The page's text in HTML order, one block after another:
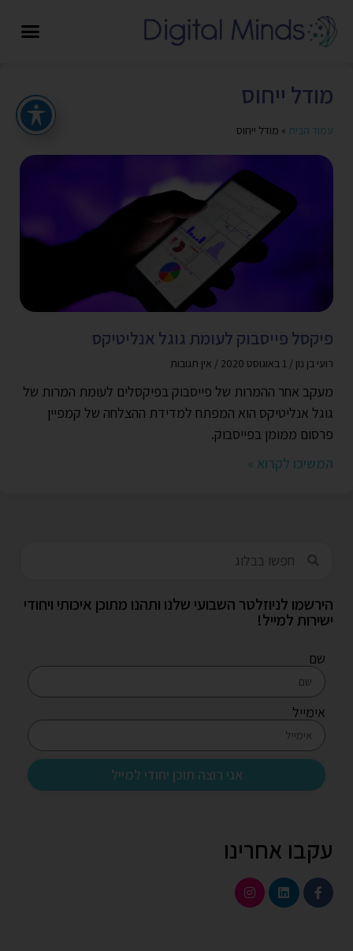
מודל ייחוס
עמוד הבית » מודל ייחוס
פיקסל פייסבוק לעומת גוגל אנליטיקס
רועי בן נון אין תגובות
מעקב אחר ההמרות של פייסבוק בפיקסלים לעומת המרות של
גוגל אנליטיקס הוא המפתח למדידת ההצלחה של קמפיין
פרסום ממומן בפייסבוק.
המשיכו לקרוא »
הירשמו לניוזלטר השבועי שלנו ותהנו מתוכן איכותי ויחודי
ישירות למייל!
שם
אימייל
אני רוצה תוכן יחודי למייל
עקבו אחרינו